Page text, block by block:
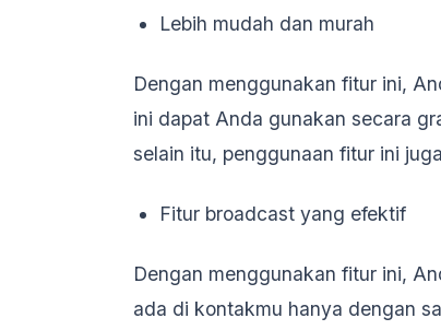
Lebih mudah dan murah
Dengan menggunakan fitur ini,
ini dapat Anda gunakan secara
selain itu, penggunaan fitur ini
Fitur broadcast yang efektif
Dengan menggunakan fitur ini,
ada di kontakmu hanya dengan